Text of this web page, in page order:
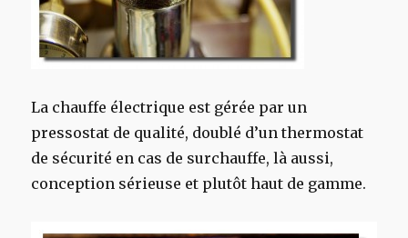
La chauffe électrique est gérée par un
pressostat de qualité, doublé d’un thermostat
de sécurité en cas de surchauffe, là aussi,
conception sérieuse et plutôt haut de gamme.